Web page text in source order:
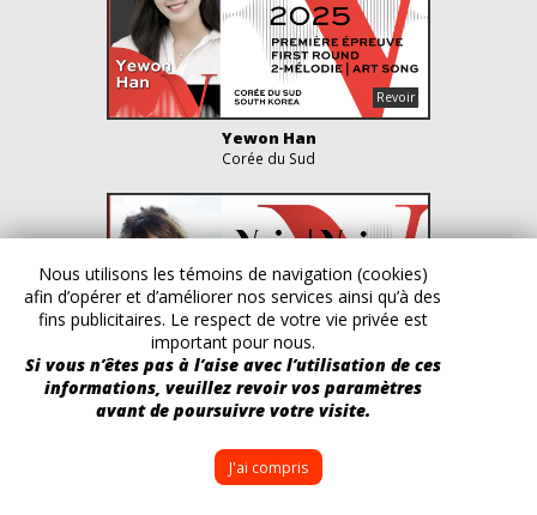
Yewon Han
Corée du Sud
Fanny Soyer
France
Nous utilisons les témoins de navigation (cookies)
afin d’opérer et d’améliorer nos services ainsi qu’à des
fins publicitaires. Le respect de votre vie privée est
important pour nous.
Si vous n’êtes pas à l’aise avec l’utilisation de ces
informations, veuillez revoir vos paramètres
avant de poursuivre votre visite.
J'ai compris